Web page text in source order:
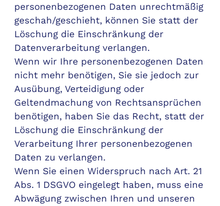
personenbezogenen Daten unrechtmäßig
geschah/geschieht, können Sie statt der
Löschung die Einschränkung der
Datenverarbeitung verlangen.
Wenn wir Ihre personenbezogenen Daten
nicht mehr benötigen, Sie sie jedoch zur
Ausübung, Verteidigung oder
Geltendmachung von Rechtsansprüchen
benötigen, haben Sie das Recht, statt der
Löschung die Einschränkung der
Verarbeitung Ihrer personenbezogenen
Daten zu verlangen.
Wenn Sie einen Widerspruch nach Art. 21
Abs. 1 DSGVO eingelegt haben, muss eine
Abwägung zwischen Ihren und unseren